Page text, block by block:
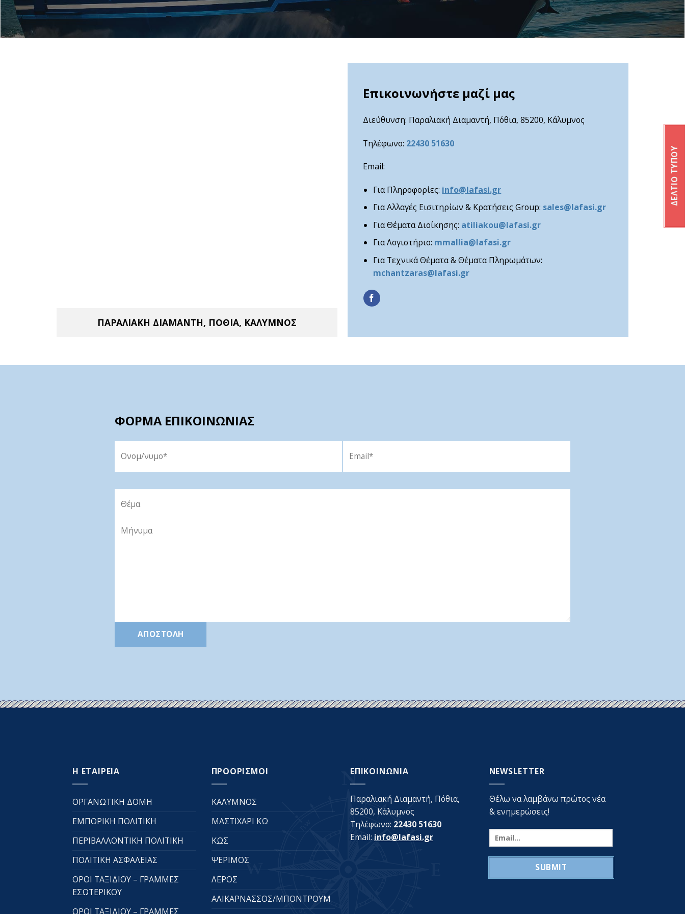
ΠΑΡΑΛΙΑΚΗ ΔΙΑΜΑΝΤΗ, ΠΟΘΙΑ, ΚΑΛΥΜΝΟΣ
Επικοινωνήστε μαζί μας
Διεύθυνση: Παραλιακή Διαμαντή, Πόθια, 85200, Κάλυμνος
Τηλέφωνο: 22430 51630
Email:
Για Πληροφορίες: info@lafasi.gr
Για Αλλαγές Εισιτηρίων & Κρατήσεις Group: sales@lafasi.gr
Για Θέματα Διοίκησης: atiliakou@lafasi.gr
Για Λογιστήριο: mmallia@lafasi.gr
Για Τεχνικά Θέματα & Θέματα Πληρωμάτων:
mchantzaras@lafasi.gr
ΦΟΡΜΑ ΕΠΙΚΟΙΝΩΝΙΑΣ
Η ΕΤΑΙΡΕΙΑ
ΟΡΓΑΝΩΤΙΚΗ ΔΟΜΗ
ΕΜΠΟΡΙΚΗ ΠΟΛΙΤΙΚΗ
ΠΕΡΙΒΑΛΛΟΝΤΙΚΗ ΠΟΛΙΤΙΚΗ
ΠΟΛΙΤΙΚΗ ΑΣΦΑΛΕΙΑΣ
ΟΡΟΙ ΤΑΞΙΔΙΟΥ – ΓΡΑΜΜΕΣ
ΕΣΩΤΕΡΙΚΟΥ
ΟΡΟΙ ΤΑΞΙΔΙΟΥ – ΓΡΑΜΜΕΣ
ΠΡΟΟΡΙΣΜΟΙ
ΚΑΛΥΜΝΟΣ
ΜΑΣΤΙΧΑΡΙ ΚΩ
ΚΩΣ
ΨΕΡΙΜΟΣ
ΛΕΡΟΣ
ΑΛΙΚΑΡΝΑΣΣΟΣ/ΜΠΟΝΤΡΟΥΜ
ΕΠΙΚΟΙΝΩΝΙΑ
Παραλιακή Διαμαντή, Πόθια,
85200, Κάλυμνος
Τηλέφωνο: 22430 51630
Email: info@lafasi.gr
NEWSLETTER
Θέλω να λαμβάνω πρώτος νέα
& ενημερώσεις!
ΔΕΛΤΙΟ ΤΥΠΟΥ